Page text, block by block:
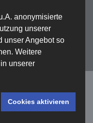
anonymisierte
unserer
unser Angebot so
Weitere
unserer
Cookies aktivieren